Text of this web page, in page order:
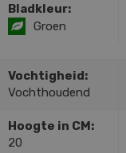
Bladkleur:
Groen
Vochtigheid:
Vochthoudend
Hoogte in CM:
20